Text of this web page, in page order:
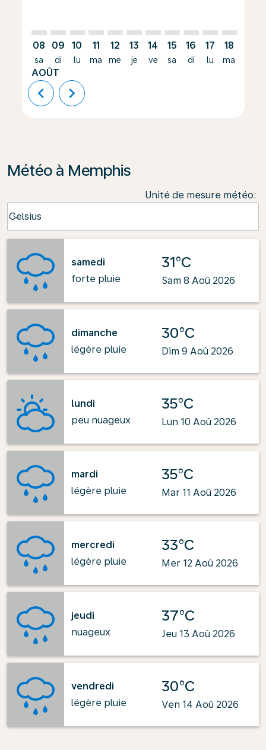
08
sa
AOÛT
09
di
10
lu
11
ma
12
me
13
je
14
ve
15
sa
16
di
17
lu
18
ma
chevron_left chevron_right
Météo à Memphis
Unité de mesure météo:
Celsius
keyboard_arrow_down
samedi
forte pluie
31°C
Sam 8 Aoû 2026
dimanche
légère pluie
30°C
Dim 9 Aoû 2026
lundi
peu nuageux
35°C
Lun 10 Aoû 2026
mardi
légère pluie
35°C
Mar 11 Aoû 2026
mercredi
légère pluie
33°C
Mer 12 Aoû 2026
jeudi
nuageux
37°C
Jeu 13 Aoû 2026
vendredi
légère pluie
30°C
Ven 14 Aoû 2026